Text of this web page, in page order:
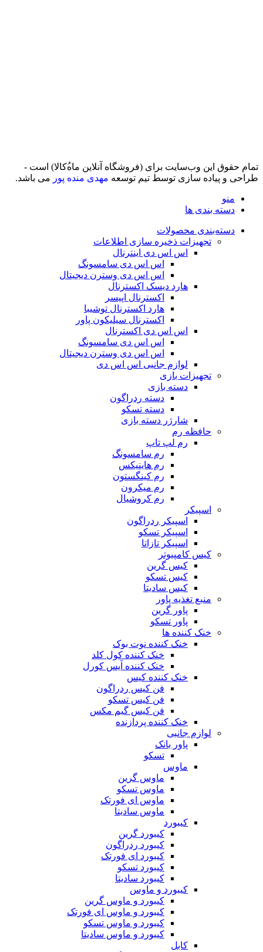
تمام حقوق اين وب‌سايت برای (فروشگاه آنلاین ماه‌‌‌‌‌‌ُکالا) است -
طراحی و پیاده سازی توسط تیم توسعه مهدی منده پور می باشد.
منو
دسته بندی ها
دسته‌بندی محصولات
تجهیزات ذخیره سازی اطلاعات
اس اس دی اینترنال
اس اس دی سامسونگ
اس اس دی وسترن دیجیتال
هارد دیسک اکسترنال
اکسترنال اپیسر
هارد اکسترنال توشیبا
اکسترنال سیلیکون پاور
اس اس دی اکسترنال
اس اس دی سامسونگ
اس اس دی وسترن دیجیتال
لوازم جانبی اس اس دی
تجهیزات بازی
دسته بازی
دسته ردراگون
دسته تسکو
شارژر دسته بازی
حافظه رم
رم لپ تاپ
رم سامسونگ
رم هاینیکس
رم کینگستون
رم میکرون
رم کروشیال
اسپیکر
اسپیکر ردراگون
اسپیکر تسکو
اسپیکر تازاتا
کیس کامپیوتر
کیس گرین
کیس تسکو
کیس سادیتا
منبع تغذیه‌ پاور
پاور گرین
پاور تسکو
خنک کننده ها
خنک کننده نوت بوک
خنک کننده کول کلد
خنک کننده آیس کورل
خنک کننده کیس
فن کیس ردراگون
فن کیس تسکو
فن کیس گیم مکس
خنک کننده پردازنده
لوازم جانبی
پاور بانک
تسکو
ماوس
ماوس گرین
ماوس تسکو
ماوس ای فورتک
ماوس سادیتا
کیبورد
کیبورد گرین
کیبورد ردراگون
کیبورد ای فورتک
کیبورد تسکو
کیبورد سادیتا
کیبورد و ماوس
کیبورد و ماوس گرین
کیبورد و ماوس ای فورتک
کیبورد و ماوس تسکو
کیبورد و ماوس سادیتا
کابل